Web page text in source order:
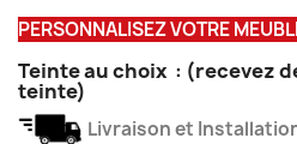
PERSONNALISEZ VOTRE
Teinte au choix : (recevez
teinte)
Livraison et